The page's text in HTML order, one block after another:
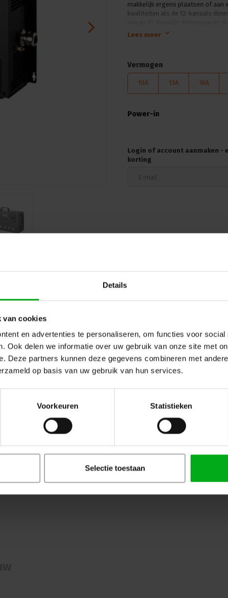
Details
van cookies
en advertenties te personaliseren, om functies voor social
Ook delen we informatie over uw gebruik van onze site met
Deze partners kunnen deze gegevens combineren met
op basis van uw gebruik van hun services.
Voorkeuren Statistieken
Selectie toestaan
makkelijk ergens plaatsen of aan
kwaliteiten als de 12-kanaals
direct van afgeleid. De dimmers
dimmers van SRS Light zit
Technische specificaties:
4x6A, 4x10A or 4x13A
Minimale belasting 100 W.
Optioneel Wireless/
Rise time: 400uS.
Output connectors Schuko
Lees meer
Vermogen
10A 13A 16A
Power-in
Login of account aanmaken -
korting
en reviews Hulp of advies
van het Duitse merk ROXX. We
de geweldige lichtkwaliteit van hun
meer